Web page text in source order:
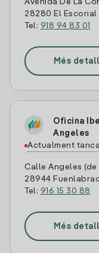
Avenida De La
28280 El Escorial
Tel: 918 94 83 01
Més
Oficina
Angeles
Actualment
Calle Angeles (de
28944
Tel: 916 15 30 88
Més